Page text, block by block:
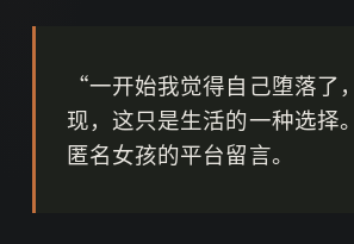
“一开始我觉得自己堕落了
现，这只是生活的一种选
匿名女孩的平台留言。